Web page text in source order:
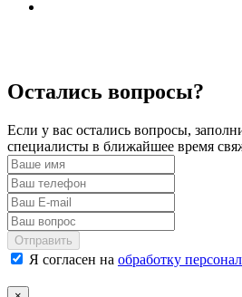
Остались вопросы?
Если у вас остались вопросы,
специалисты в ближайшее время
Отправить
Я согласен на обработку